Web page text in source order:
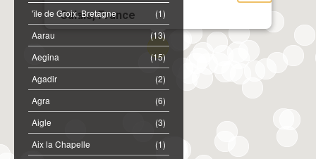
Calais, France (1)
'île de Groix, Bretagne
(13)
Aarau
(15)
Aegina
(2)
Agadir
(6)
Agra
(3)
Aigle
(1)
Aix la Chapelle